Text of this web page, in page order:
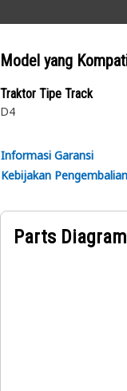
Model yang
Traktor Tipe Track
D4
Informasi Garansi
Kebijakan Pengembalian
Parts